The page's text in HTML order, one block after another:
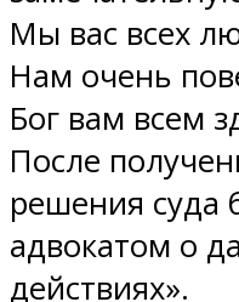
Мы вас всех
Нам очень
Бог вам всем
После
решения суда
адвокатом о
действиях».